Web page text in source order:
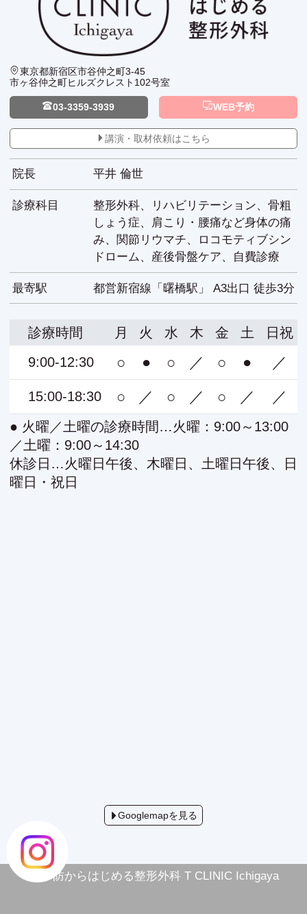
東京都新宿区市谷仲之町3-45
市ヶ谷仲之町ヒルズクレスト102号室
03-3359-3939 WEB予約
講演・取材依頼はこちら
院長 平井 倫世
診療科目
整形外科、リハビリテーション、骨粗
しょう症、肩こり・腰痛など身体の痛
み、関節リウマチ、ロコモティブシン
ドローム、産後骨盤ケア、自費診療
最寄駅 都営新宿線「曙橋駅」 A3出口 徒歩3分
● 火曜／土曜の診療時間…火曜：9:00～13:00
／土曜：9:00～14:30
休診日…火曜日午後、木曜日、土曜日午後、日
曜日・祝日
診療時間 月 火 水 木 金 土
日祝
9:00-12:30
○ ● ○ ／ ○ ● ／
15:00-18:30 ○ ／ ○ ／ ○ ／ ／
Googlemapを見る
予防からはじめる整形外科 T CLINIC Ichigaya